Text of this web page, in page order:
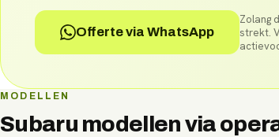
Offerte via WhatsApp
Zolang
strekt.
MODELLEN
Subaru modellen via